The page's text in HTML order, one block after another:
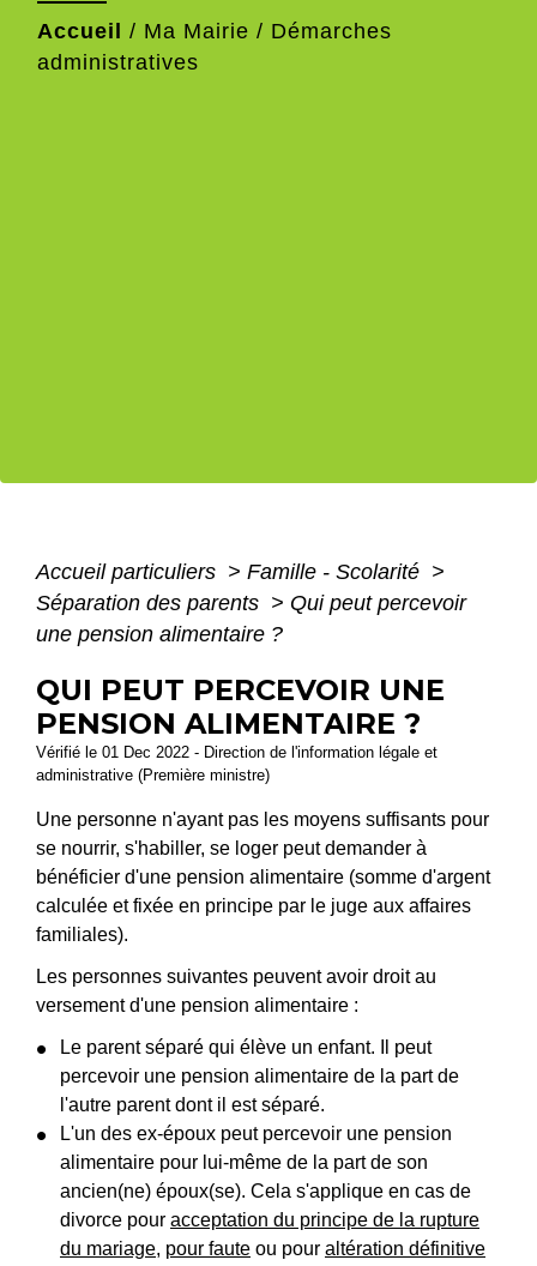
Accueil / Ma Mairie / Démarches
administratives
Accueil particuliers > Famille - Scolarité >
Séparation des parents > Qui peut percevoir
une pension alimentaire ?
QUI PEUT PERCEVOIR UNE
PENSION ALIMENTAIRE ?
Vérifié le 01 Dec 2022 - Direction de l'information légale et
administrative (Première ministre)
Une personne n'ayant pas les moyens suffisants pour
se nourrir, s'habiller, se loger peut demander à
bénéficier d'une pension alimentaire (somme d'argent
calculée et fixée en principe par le juge aux affaires
familiales).
Les personnes suivantes peuvent avoir droit au
versement d'une pension alimentaire :
Le parent séparé qui élève un enfant. Il peut
percevoir une pension alimentaire de la part de
l'autre parent dont il est séparé.
L'un des ex-époux peut percevoir une pension
alimentaire pour lui-même de la part de son
ancien(ne) époux(se). Cela s'applique en cas de
divorce pour acceptation du principe de la rupture
du mariage, pour faute ou pour altération définitive